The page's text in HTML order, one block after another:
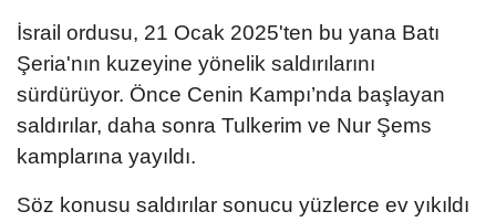
İsrail ordusu, 21 Ocak 2025'ten bu yana Batı
Şeria'nın kuzeyine yönelik saldırılarını
sürdürüyor. Önce Cenin Kampı’nda başlayan
saldırılar, daha sonra Tulkerim ve Nur Şems
kamplarına yayıldı.
Söz konusu saldırılar sonucu yüzlerce ev yıkıldı